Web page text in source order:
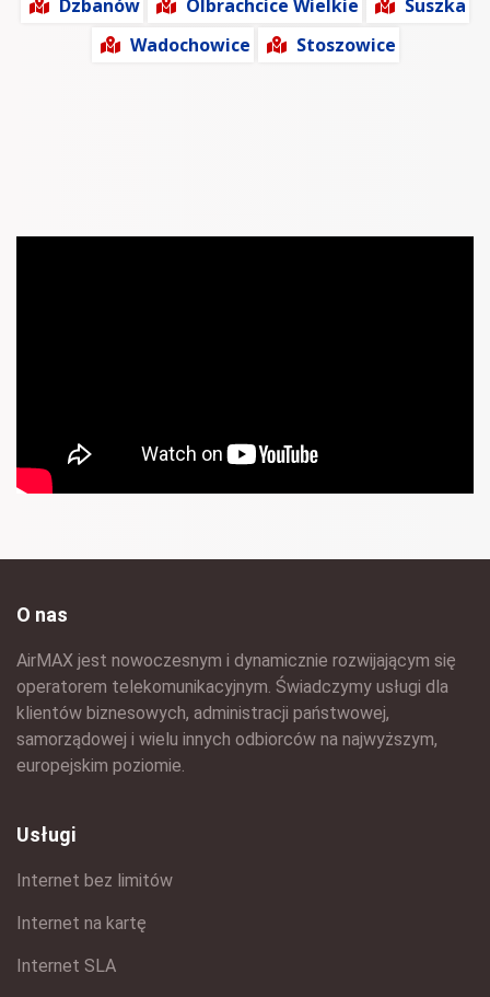
Dzbanów
Olbrachcice Wielkie
Suszka
Wadochowice
Stoszowice
O nas
AirMAX jest nowoczesnym i dynamicznie rozwijającym się
operatorem telekomunikacyjnym. Świadczymy usługi dla
klientów biznesowych, administracji państwowej,
samorządowej i wielu innych odbiorców na najwyższym,
europejskim poziomie.
Usługi
Internet bez limitów
Internet na kartę
Internet SLA